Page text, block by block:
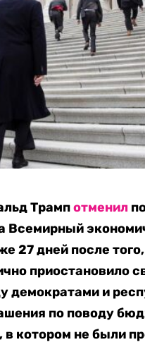
Трампотменил
Всемирный
27 дней после
приостановило
демократами и
по поводу
в котором не были